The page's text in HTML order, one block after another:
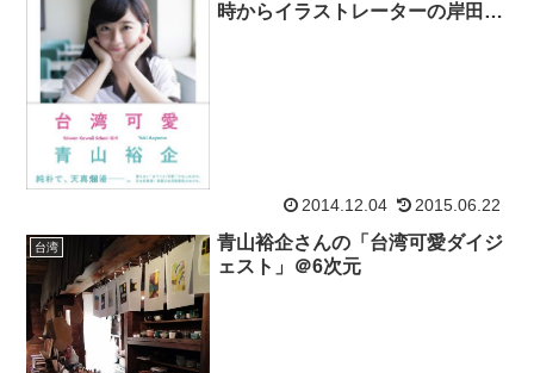
時からイラストレーターの岸田メ
2014.12.04 2015.06.22
台湾
青山裕企さんの「台湾可愛ダイジ
ェスト」＠6次元